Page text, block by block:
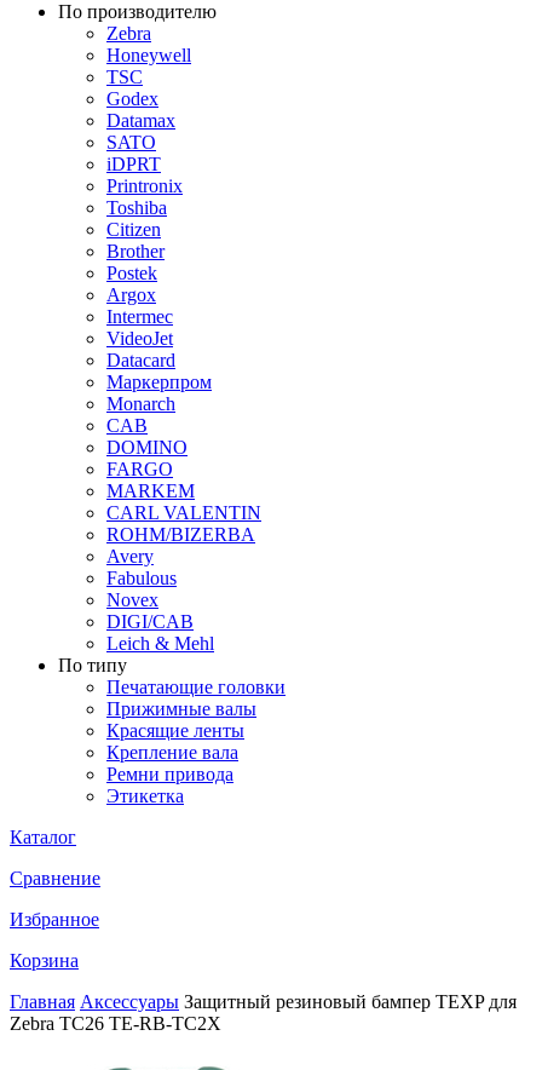
По производителю
Zebra
Honeywell
TSC
Godex
Datamax
SATO
iDPRT
Printronix
Toshiba
Citizen
Brother
Postek
Argox
Intermec
VideoJet
Datacard
Маркерпром
Monarch
CAB
DOMINO
FARGO
MARKEM
CARL VALENTIN
ROHM/BIZERBA
Avery
Fabulous
Novex
DIGI/CAB
Leich & Mehl
По типу
Печатающие головки
Прижимные валы
Красящие ленты
Крепление вала
Ремни привода
Этикетка
Каталог
Сравнение
Избранное
Корзина
Главная Аксессуары Защитный резиновый бампер TEXP для
Zebra TC26 TE-RB-TC2X